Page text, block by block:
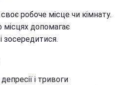
робоче місце чи кімнату.
місцях допомагає
зосередитися.
і тривоги